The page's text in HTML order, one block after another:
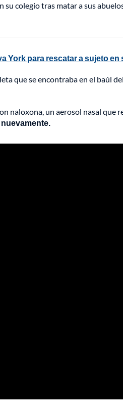
colegio tras matar a sus
York para rescatar a sujeto
que se encontraba en el baúl
naloxona, un aerosol nasal que